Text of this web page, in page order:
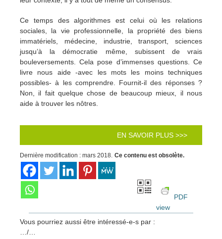
Ce temps des algorithmes est celui où les relations
sociales, la vie professionnelle, la propriété des biens
immatériels, médecine, industrie, transport, sciences
jusqu’à la démocratie même, subissent de vrais
bouleversements. Cela pose d’immenses questions. Ce
livre nous aide -avec les mots les moins techniques
possibles- à les comprendre. Fournit-il des réponses ?
Non, il fait quelque chose de beaucoup mieux, il nous
aide à trouver les nôtres.
EN SAVOIR PLUS >>>
Dernière modification : mars 2018. Ce contenu est obsolète.
PDF
view
Vous pourriez aussi être intéressé-e-s par :
…/…